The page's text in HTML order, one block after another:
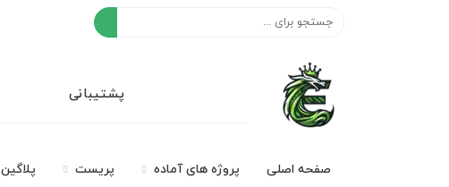
پشتیبانی
صفحه اصلی پروژه های آماده پریست پلاگین